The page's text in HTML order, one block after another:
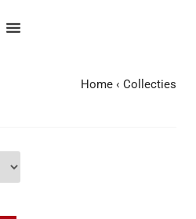
Home ‹ Collecties